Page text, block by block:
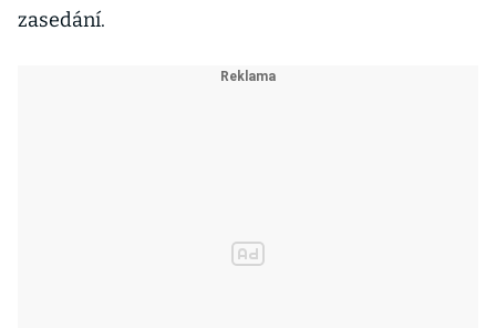
zasedání.